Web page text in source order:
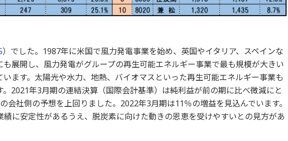
）でした。1987年に米国で風力発電事業を始め、英国やイタリア、スペインな
も展開し、風力発電がグループの再生可能エネルギー事業で最も規模が大きい
います。太陽光や水力、地熱、バイオマスといった再生可能エネルギー事業も
。2021年3月期の連結決算（国際会計基準）は純利益が前の期に比べ微減にと
会社側の予想を上回りました。2022年3月期は11％の増益を見込んでいます。
績に安定性があるうえ、脱炭素に向けた動きの恩恵を受けやすいとの見方があ